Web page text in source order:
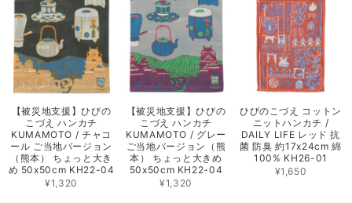
【被災地支援】ひびの
こづえ ハンカチ
KUMAMOTO / チャコ
ール ご当地バージョン
（熊本） ちょっと大き
め 50x50cm KH22-04
¥1,320
【被災地支援】ひびの
こづえ ハンカチ
KUMAMOTO / グレー
ご当地バージョン（熊
本） ちょっと大きめ
50x50cm KH22-04
¥1,320
ひびのこづえ コットン
ニットハンカチ /
DAILY LIFE レッド 抗
菌 防臭 約17x24cm 綿
100% KH26-01
¥1,650